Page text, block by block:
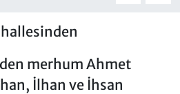
merhum Ahmet
İlhan ve İhsan